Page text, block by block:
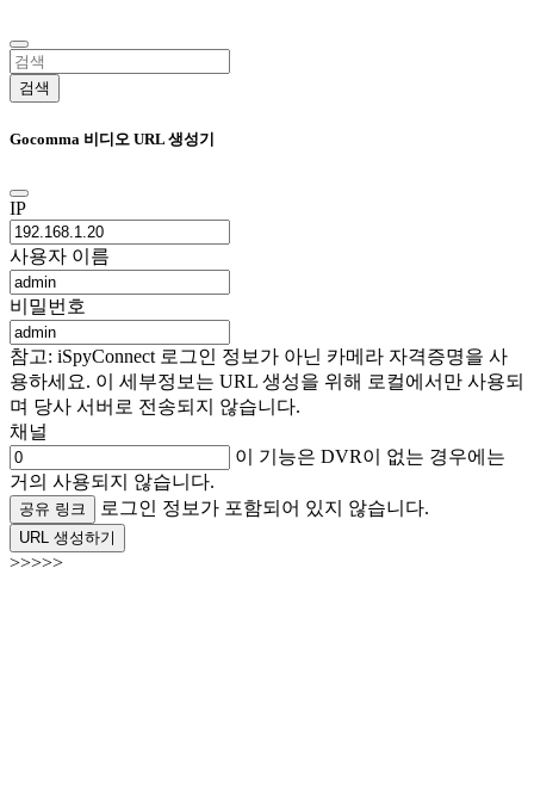
검색
Gocomma 비디오 URL 생성기
IP
사용자 이름
비밀번호
참고: iSpyConnect 로그인 정보가 아닌 카메라 자격증명을 사
용하세요. 이 세부정보는 URL 생성을 위해 로컬에서만 사용되
며 당사 서버로 전송되지 않습니다.
채널
이 기능은 DVR이 없는 경우에는
거의 사용되지 않습니다.
공유 링크 로그인 정보가 포함되어 있지 않습니다.
URL 생성하기
>>>>>